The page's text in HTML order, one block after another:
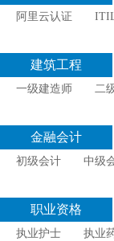
阿里云认证
建筑工程
一级建造师 二
金融会计
初级会计 中级
职业资格
执业护士 执业